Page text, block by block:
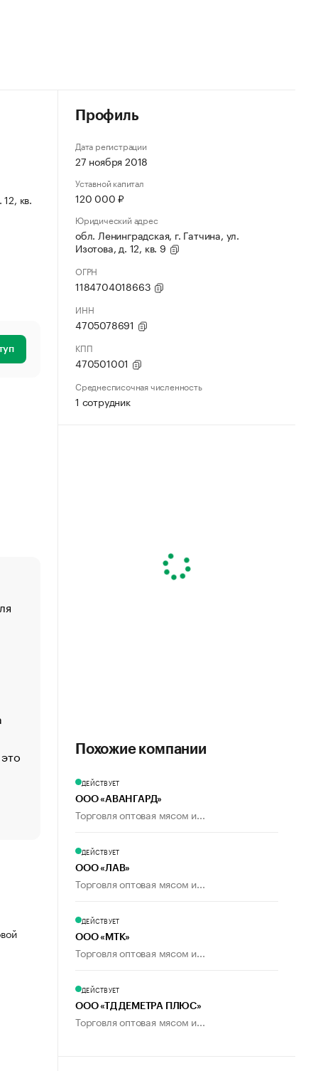
кв.
Стресс обеспеченных людей: почему рост доходов
Что обвинения против Павла Дурова значат для
пользователей
Профиль
Дата регистрации
27 ноября 2018
Уставной капитал
120 000 ₽
Юридический адрес
обл. Ленинградская, г. Гатчина, ул.
Изотова, д. 12, кв. 9
ОГРН
1184704018663
ИНН
4705078691
КПП
470501001
Среднесписочная численность
1 сотрудник
Похожие компании
ДЕЙСТВУЕТ
ООО «АВАНГАРД»
Торговля оптовая мясом и...
ДЕЙСТВУЕТ
ООО «ЛАВ»
Торговля оптовая мясом и...
ДЕЙСТВУЕТ
ООО «МТК»
Торговля оптовая мясом и...
ДЕЙСТВУЕТ
ООО «ТД ДЕМЕТРА ПЛЮС»
Торговля оптовая мясом и...